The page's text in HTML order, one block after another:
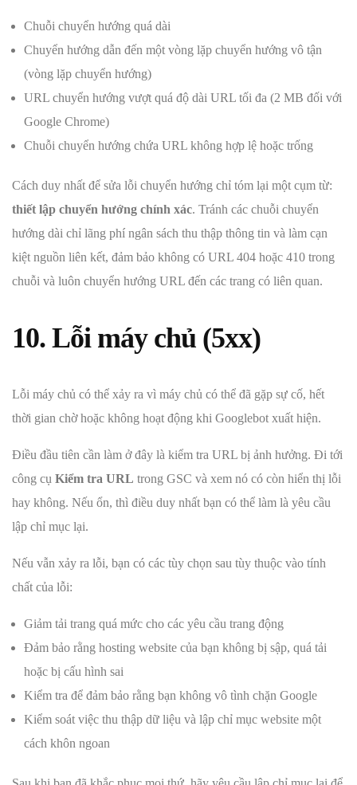
Chuỗi chuyển hướng quá dài
Chuyển hướng dẫn đến một vòng lặp chuyển hướng vô tận
(vòng lặp chuyển hướng)
URL chuyển hướng vượt quá độ dài URL tối đa (2 MB đối với
Google Chrome)
Chuỗi chuyển hướng chứa URL không hợp lệ hoặc trống
Cách duy nhất để sửa lỗi chuyển hướng chỉ tóm lại một cụm từ:
thiết lập chuyển hướng chính xác. Tránh các chuỗi chuyển
hướng dài chỉ lãng phí ngân sách thu thập thông tin và làm cạn
kiệt nguồn liên kết, đảm bảo không có URL 404 hoặc 410 trong
chuỗi và luôn chuyển hướng URL đến các trang có liên quan.
10. Lỗi máy chủ (5xx)
Lỗi máy chủ có thể xảy ra vì máy chủ có thể đã gặp sự cố, hết
thời gian chờ hoặc không hoạt động khi Googlebot xuất hiện.
Điều đầu tiên cần làm ở đây là kiểm tra URL bị ảnh hưởng. Đi tới
công cụ Kiểm tra URL trong GSC và xem nó có còn hiển thị lỗi
hay không. Nếu ổn, thì điều duy nhất bạn có thể làm là yêu cầu
lập chỉ mục lại.
Nếu vẫn xảy ra lỗi, bạn có các tùy chọn sau tùy thuộc vào tính
chất của lỗi:
Giảm tải trang quá mức cho các yêu cầu trang động
Đảm bảo rằng hosting website của bạn không bị sập, quá tải
hoặc bị cấu hình sai
Kiểm tra để đảm bảo rằng bạn không vô tình chặn Google
Kiểm soát việc thu thập dữ liệu và lập chỉ mục website một
cách khôn ngoan